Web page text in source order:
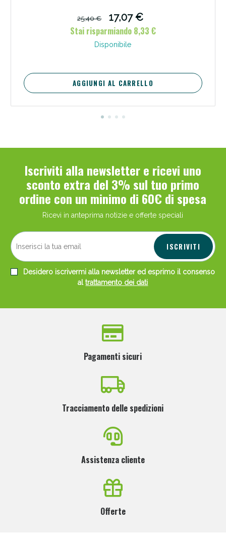
25,40 €
17,07 €
Stai risparmiando 8,33 €
Disponibile
AGGIUNGI AL CARRELLO
Iscriviti alla newsletter e ricevi uno
sconto extra del 3% sul tuo primo
ordine con un minimo di 60€ di spesa
Ricevi in anteprima notizie e offerte speciali
ISCRIVITI
Desidero iscrivermi alla newsletter ed esprimo il consenso
altrattamento dei dati
Pagamenti sicuri
Tracciamento delle spedizioni
Assistenza cliente
Offerte